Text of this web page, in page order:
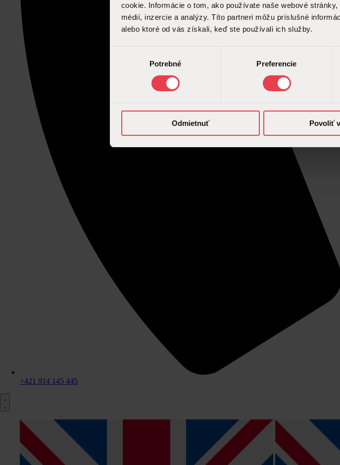
cookie. Informácie o tom, ako používate naše webové
médií, inzercie a analýzy. Títo partneri môžu príslušné
alebo ktoré od vás získali, keď ste používali ich služby.
Potrebné Preferencie
Odmietnuť Povoliť
+421 914 145 445